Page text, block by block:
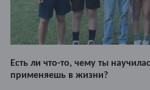
Есть ли что-то, чему ты
применяешь в жизни?